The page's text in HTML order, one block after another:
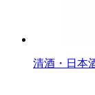
清酒・日本